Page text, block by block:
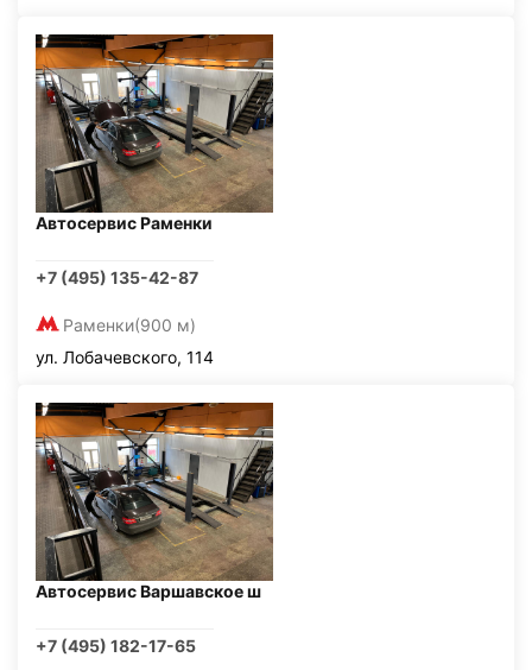
Автосервис Раменки
+7 (495) 135-42-87
Раменки(900 м)
ул. Лобачевского, 114
Автосервис Варшавское ш
+7 (495) 182-17-65